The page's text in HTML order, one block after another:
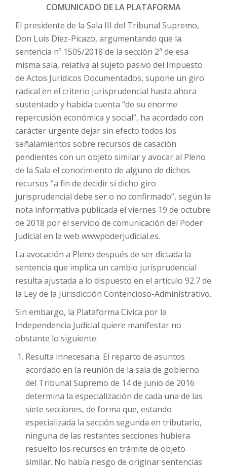
COMUNICADO DE LA PLATAFORMA
El presidente de la Sala III del Tribunal Supremo,
Don Luis Díez-Picazo, argumentando que la
sentencia nº 1505/2018 de la sección 2ª de esa
misma sala, relativa al sujeto pasivo del Impuesto
de Actos Jurídicos Documentados, supone un giro
radical en el criterio jurisprudencial hasta ahora
sustentado y habida cuenta “de su enorme
repercusión económica y social”, ha acordado con
carácter urgente dejar sin efecto todos los
señalamientos sobre recursos de casación
pendientes con un objeto similar y avocar al Pleno
de la Sala el conocimiento de alguno de dichos
recursos “a fin de decidir si dicho giro
jurisprudencial debe ser o no confirmado”, según la
nota informativa publicada el viernes 19 de octubre
de 2018 por el servicio de comunicación del Poder
Judicial en la web wwwpoderjudicial.es.
La avocación a Pleno después de ser dictada la
sentencia que implica un cambio jurisprudencial
resulta ajustada a lo dispuesto en el artículo 92.7 de
la Ley de la Jurisdicción Contencioso-Administrativo.
Sin embargo, la Plataforma Cívica por la
Independencia Judicial quiere manifestar no
obstante lo siguiente:
Resulta innecesaria. El reparto de asuntos
acordado en la reunión de la sala de gobierno
del Tribunal Supremo de 14 de junio de 2016
determina la especialización de cada una de las
siete secciones, de forma que, estando
especializada la sección segunda en tributario,
ninguna de las restantes secciones hubiera
resuelto los recursos en trámite de objeto
similar. No había riesgo de originar sentencias